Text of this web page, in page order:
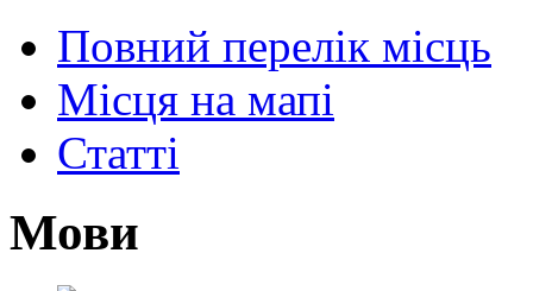
Повний перелік місць
Місця на мапі
Статті
Мови